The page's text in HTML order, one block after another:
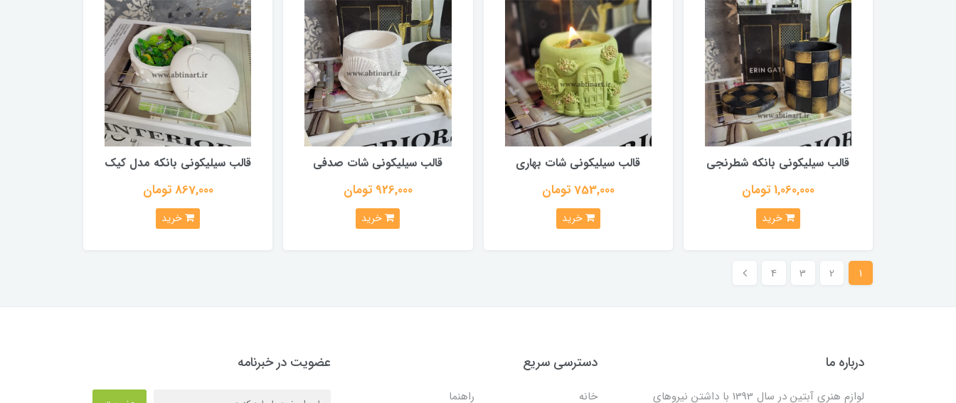
قالب سیلیکونی بانکه شطرنجی
1,060,000 تومان
خرید
قالب سیلیکونی شات بهاری
753,000 تومان
خرید
قالب سیلیکونی شات صدفی
926,000 تومان
خرید
قالب سیلیکونی بانکه مدل کیک
867,000 تومان
خرید
1
2
3
4
درباره ما
لوازم هنری آبتین در سال 1393 با داشتن نیروهای
دسترسی سریع
خانه راهنما
عضویت در خبرنامه